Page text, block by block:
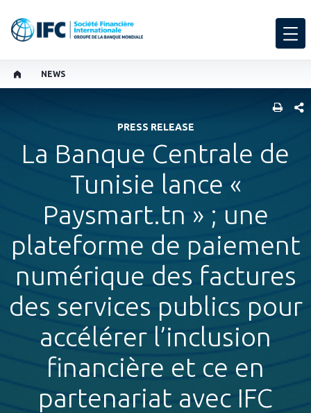
NEWS
PRESS RELEASE
La Banque Centrale de
Tunisie lance «
Paysmart.tn » ; une
plateforme de paiement
numérique des factures
des services publics pour
accélérer l’inclusion
financière et ce en
partenariat avec IFC